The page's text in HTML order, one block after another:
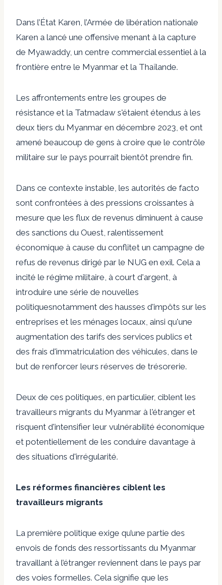
Dans l’État Karen, l’Armée de libération nationale
Karen a lancé une offensive menant à la capture
de Myawaddy, un centre commercial essentiel à la
frontière entre le Myanmar et la Thaïlande.
Les affrontements entre les groupes de
résistance et la Tatmadaw s'étaient étendus à les
deux tiers du Myanmar en décembre 2023, et ont
amené beaucoup de gens à croire que le contrôle
militaire sur le pays pourrait bientôt prendre fin.
Dans ce contexte instable, les autorités de facto
sont confrontées à des pressions croissantes à
mesure que les flux de revenus diminuent à cause
des sanctions du Ouest, ralentissement
économique à cause du conflitet un campagne de
refus de revenus dirigé par le NUG en exil. Cela a
incité le régime militaire, à court d'argent, à
introduire une série de nouvelles
politiquesnotamment des hausses d'impôts sur les
entreprises et les ménages locaux, ainsi qu'une
augmentation des tarifs des services publics et
des frais d'immatriculation des véhicules, dans le
but de renforcer leurs réserves de trésorerie.
Deux de ces politiques, en particulier, ciblent les
travailleurs migrants du Myanmar à l'étranger et
risquent d'intensifier leur vulnérabilité économique
et potentiellement de les conduire davantage à
des situations d'irrégularité.
Les réformes financières ciblent les
travailleurs migrants
La première politique exige qu’une partie des
envois de fonds des ressortissants du Myanmar
travaillant à l’étranger reviennent dans le pays par
des voies formelles. Cela signifie que les